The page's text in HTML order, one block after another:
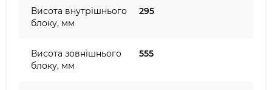
Висота внутрішнього
блоку, мм
295
Висота зовнішнього
блоку, мм
555